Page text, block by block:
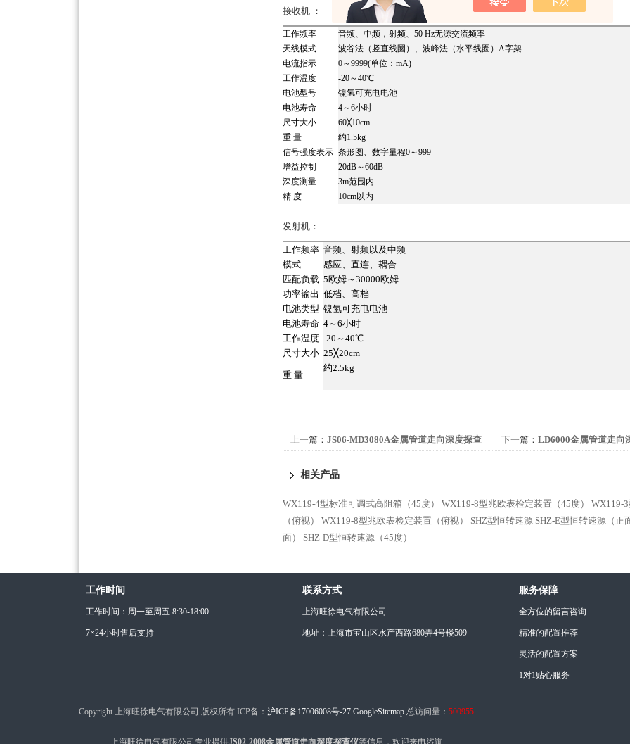
接收机 ：
工作频率
音频、中频，射频、50 Hz无源交流频率
天线模式
波谷法（竖直线圈）、波峰法（水平线圈）A字架
电流指示
0～9999(单位：mA)
工作温度
-20～40℃
电池型号
镍氢可充电电池
电池寿命
4～6小时
尺寸大小
60╳10cm
重 量
约1.5kg
信号强度表示 条形图、数字量程0～999
增益控制
20dB～60dB
深度测量
3m范围内
精 度
10cm以内
发射机：
工作频率 音频、射频以及中频
模式
感应、直连、耦合
匹配负载 5欧姆～30000欧姆
功率输出 低档、高档
电池类型 镍氢可充电电池
电池寿命 4～6小时
工作温度 -20～40℃
尺寸大小 25╳20cm
重 量
约2.5kg
上一篇： JS06-MD3080A金属管道走向深度探查
下一篇： LD6000金属管道走向
相关产品
WX119-4型标准可调式高阻箱（45度） WX119-8型兆欧表检定装置（45度）
WX119-
（俯视）
WX119-8型兆欧表检定装置（俯视） SHZ型恒转速源 SHZ-E型恒转速源（正
面）
SHZ-D型恒转速源（45度）
工作时间
工作时间：周一至周五 8:30-18:00
7×24小时售后支持
联系方式
上海旺徐电气有限公司
地址：上海市宝山区水产西路680弄4号楼509
服务保障
全方位的留言咨询
精准的配置推荐
灵活的配置方案
1对1贴心服务
Copyright 上海旺徐电气有限公司 版权所有 ICP备： 沪ICP备17006008号-27 GoogleSitemap 总访问量： 500955
上海旺徐电气有限公司专业提供JS02-2008金属管道走向深度探查仪等信息，欢迎来电咨询